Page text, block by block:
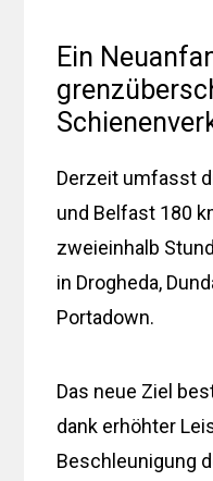
Ein
Derzeit umfasst
und Belfast 180
zweieinhalb
in Drogheda,
Portadown.
Das neue Ziel
dank erhöhter
Beschleunigung